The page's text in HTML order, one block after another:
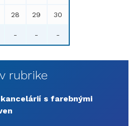
28 29 30
- - -
rubrike
s farebnými